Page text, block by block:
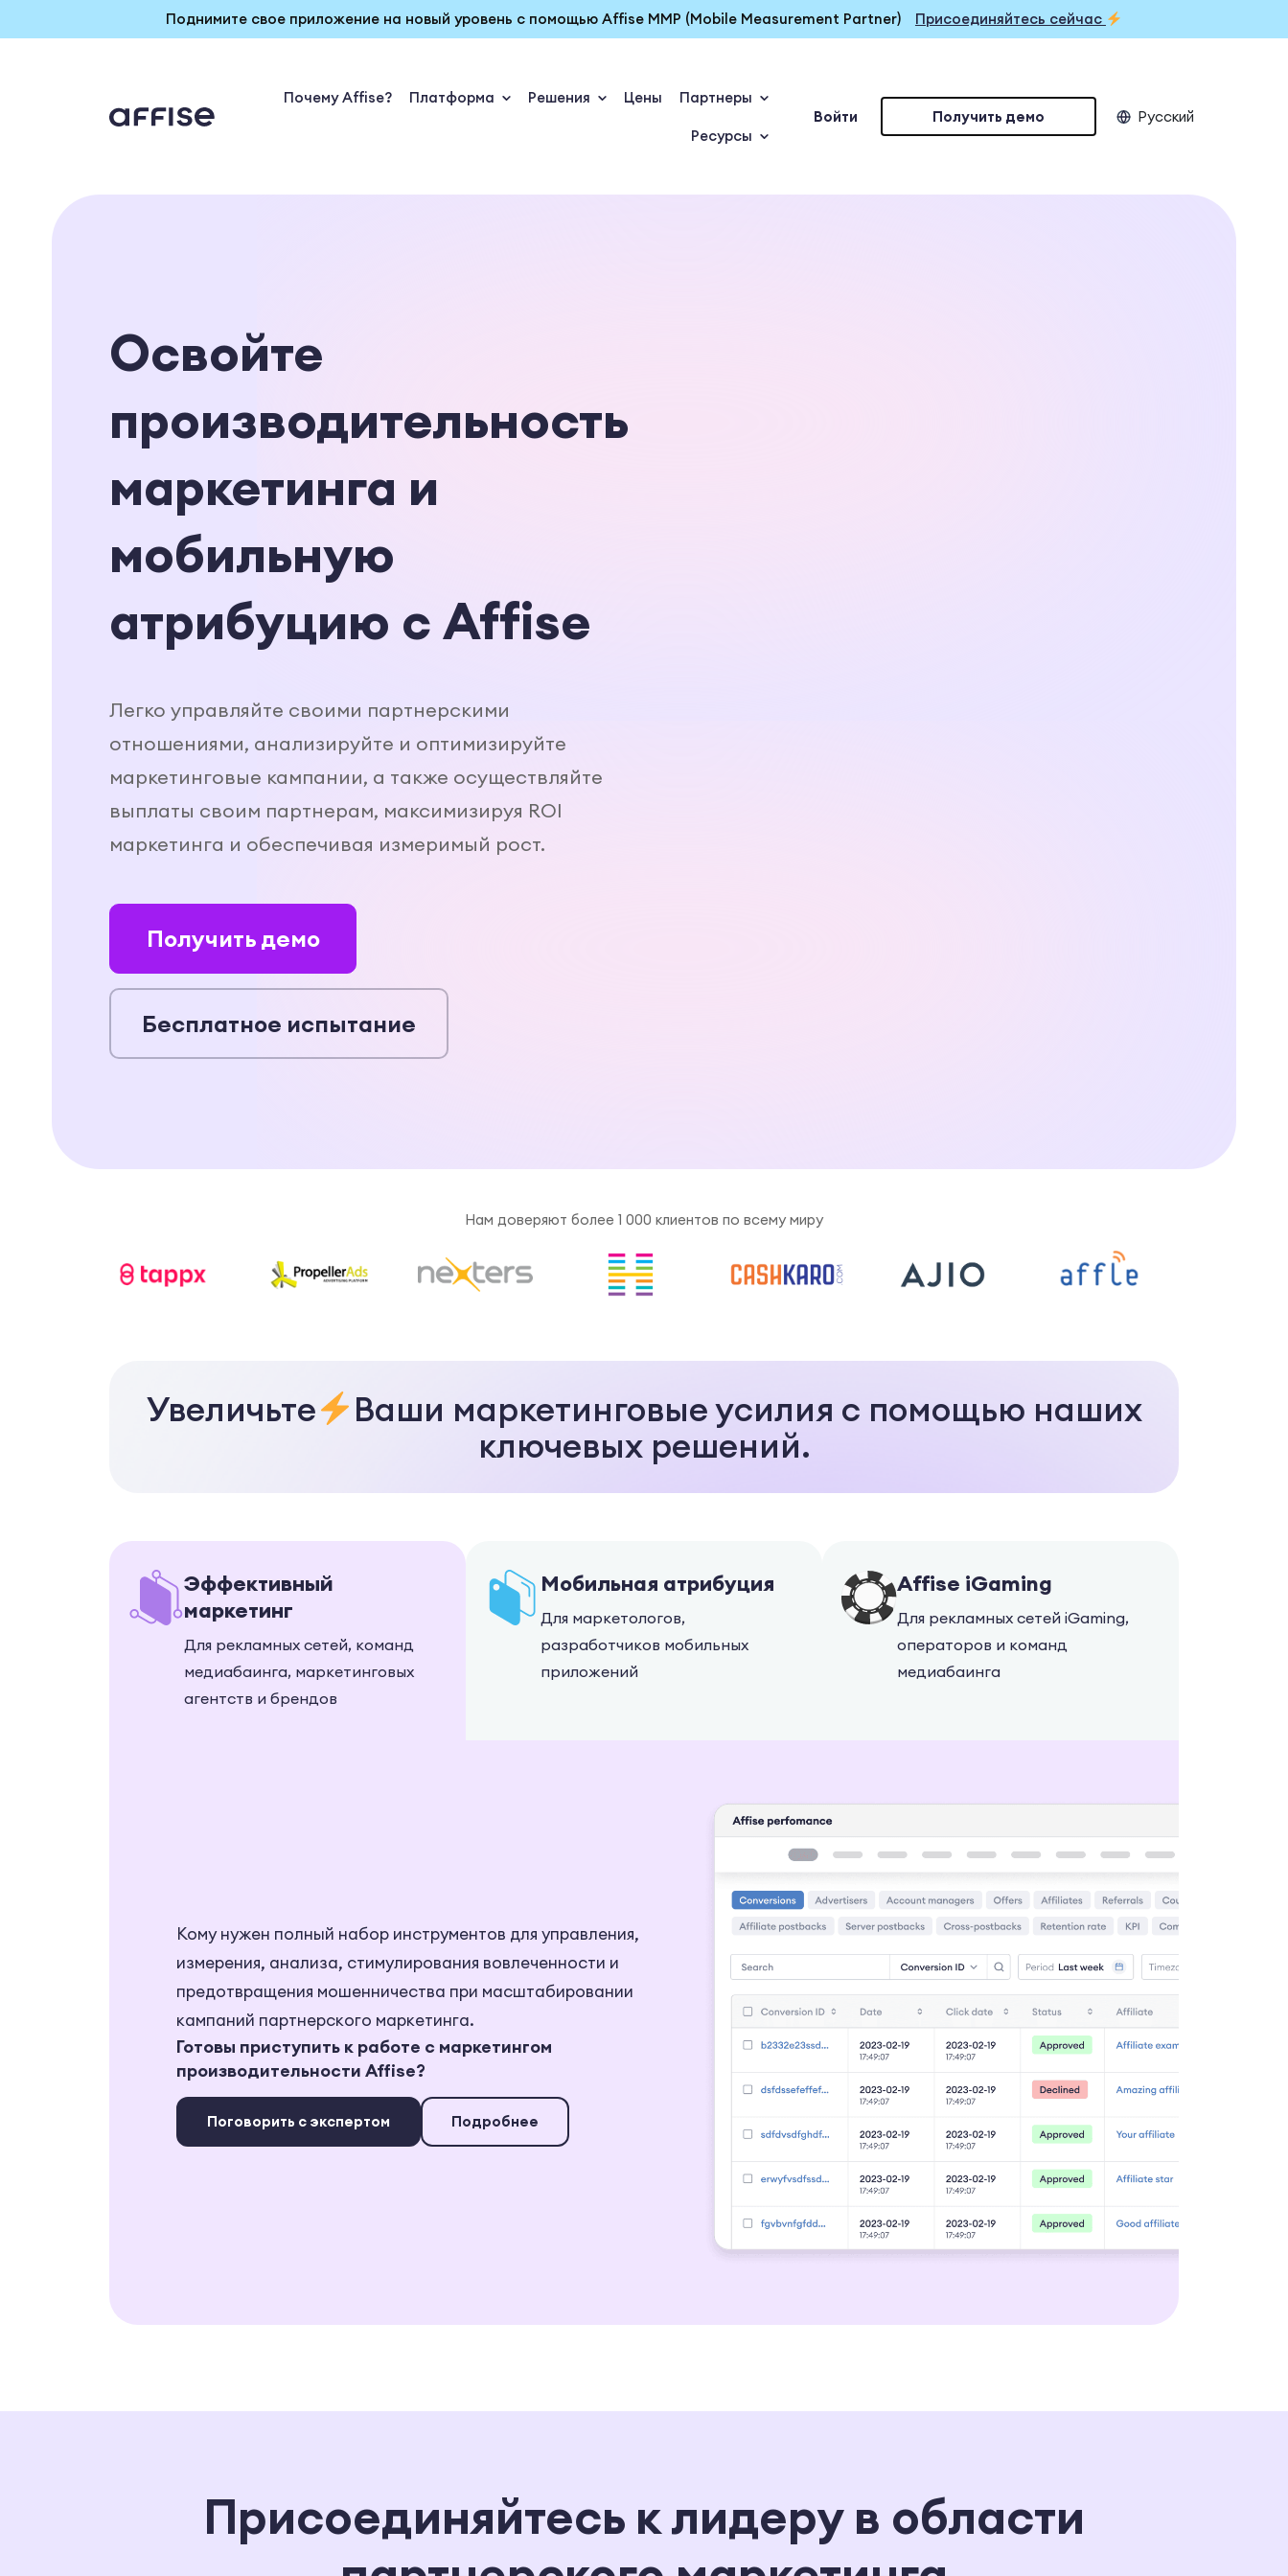
Поднимите свое приложение на новый уровень с помощью Affise MMP (Mobile Measurement Partner) Присоединяйтесь сейчас
Почему Affise? Платформа Решения Цены Партнеры
Ресурсы
Войти Получить демо Русский
Освойте
производительность
маркетинга и
мобильную
атрибуцию с Affise
Легко управляйте своими партнерскими
отношениями, анализируйте и оптимизируйте
маркетинговые кампании, а также осуществляйте
выплаты своим партнерам, максимизируя ROI
маркетинга и обеспечивая измеримый рост.
Получить демо
Бесплатное испытание
Нам доверяют более 1 000 клиентов по всему миру
Увеличьте
Ваши маркетинговые усилия с помощью наших
ключевых решений.
Эффективный
маркетинг
Для рекламных сетей, команд
медиабаинга, маркетинговых
агентств и брендов
Мобильная атрибуция
Для маркетологов,
разработчиков мобильных
приложений
Affise iGaming
Для рекламных сетей iGaming,
операторов и команд
медиабаинга
Кому нужен полный набор инструментов для управления,
измерения, анализа, стимулирования вовлеченности и
предотвращения мошенничества при масштабировании
кампаний партнерского маркетинга.
Готовы приступить к работе с маркетингом
производительности Affise?
Поговорить с экспертом Подробнее
Присоединяйтесь к лидеру в области